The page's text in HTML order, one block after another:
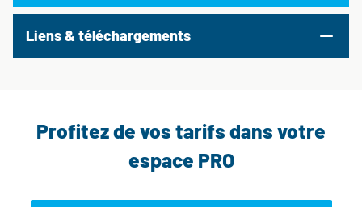
Liens & téléchargements
Profitez de vos tarifs dans votre
espace PRO